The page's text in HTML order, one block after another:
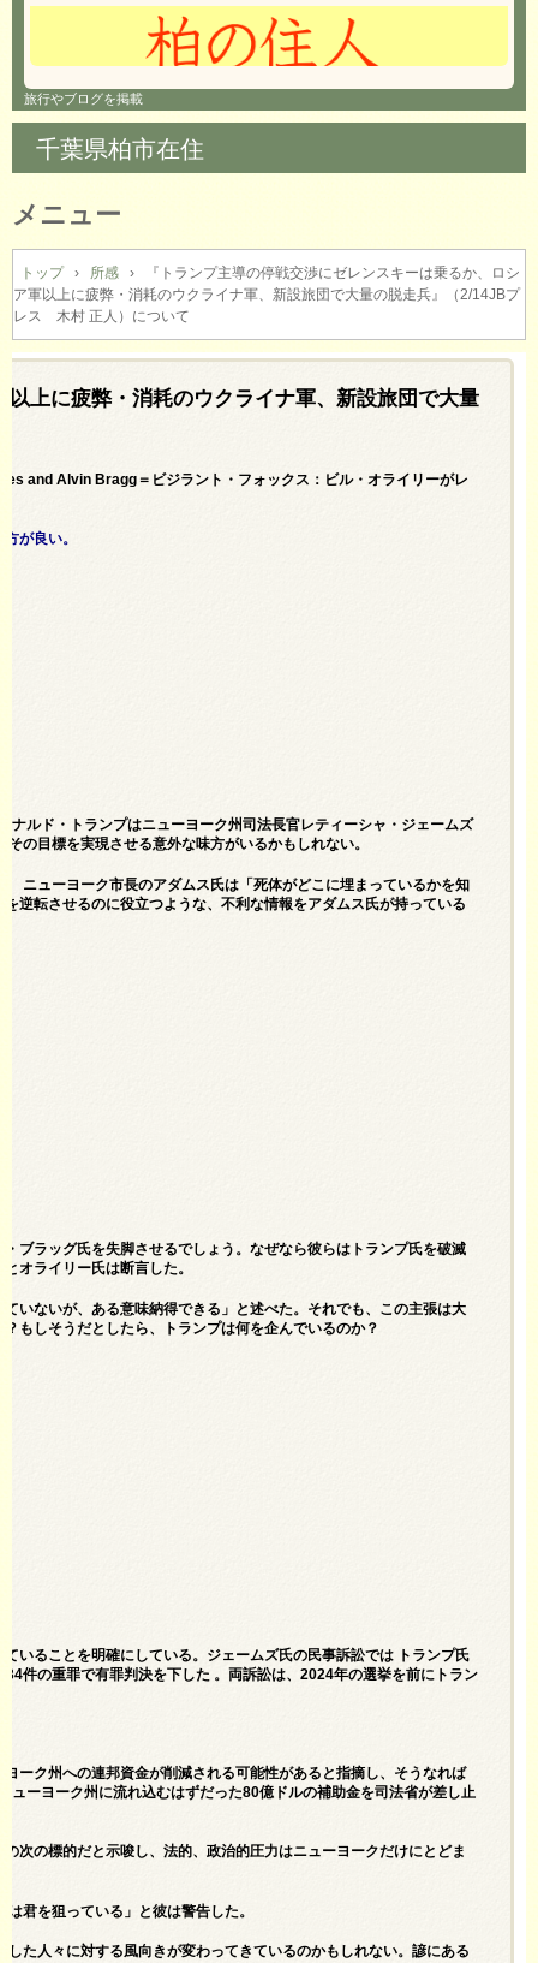
旅行やブログを掲載
千葉県柏市在住
メニュー
コ
ン
テ
ン
ス
プ
トップ › 所感 ›
『トランプ主導の停戦交渉にゼレンスキーは乗るか、ロシ
ア軍以上に疲弊・消耗のウクライナ軍、新設旅団で大量の脱走兵』（2/14JBプ
レス 木村 正人）について
上に疲弊・消耗のウクライナ軍、新設旅団で大量
and Alvin Bragg＝ビジラント・フォックス：ビル・オライリーがレ
が良い。
ナルド・トランプはニューヨーク州司法長官レティーシャ・ジェームズ
の目標を実現させる意外な味方がいるかもしれない。
ニューヨーク市長のアダムス氏は「死体がどこに埋まっているかを知
逆転させるのに役立つような、不利な情報をアダムス氏が持っている
ブラッグ氏を失脚させるでしょう。なぜなら彼らはトランプ氏を破滅
オライリー氏は断言した。
いないが、ある意味納得できる」と述べた。それでも、この主張は大
もしそうだとしたら、トランプは何を企んでいるのか？
いることを明確にしている。ジェームズ氏の民事訴訟では
トランプ氏
34件の重罪で有罪判決を下した 。両訴訟は、2024年の選挙を前にトラン
ーク州への連邦資金が削減される可能性があると指摘し、そうなれば
ューヨーク州に流れ込むはずだった80億ドルの補助金を司法省が差し止
次の標的だと示唆し、法的、政治的圧力はニューヨークだけにとどま
君を狙っている」と彼は警告した。
た人々に対する風向きが変わってきているのかもしれない。諺にある